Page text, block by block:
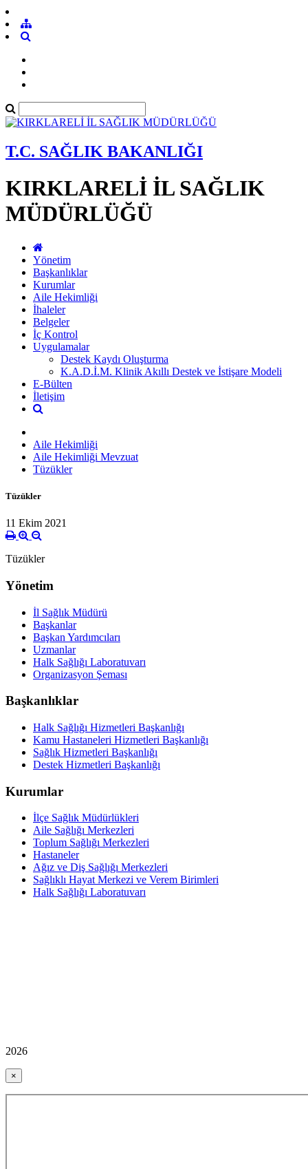
T.C. SAĞLIK BAKANLIĞI
KIRKLARELİ İL SAĞLIK
MÜDÜRLÜĞÜ
Yönetim
Başkanlıklar
Kurumlar
Aile Hekimliği
İhaleler
Belgeler
İç Kontrol
Uygulamalar
Destek Kaydı Oluşturma
K.A.D.İ.M. Klinik Akıllı Destek ve İstişare Modeli
E-Bülten
İletişim
Aile Hekimliği
Aile Hekimliği Mevzuat
Tüzükler
Tüzükler
11 Ekim 2021
Tüzükler
Yönetim
İl Sağlık Müdürü
Başkanlar
Başkan Yardımcıları
Uzmanlar
Halk Sağlığı Laboratuvarı
Organizasyon Şeması
Başkanlıklar
Halk Sağlığı Hizmetleri Başkanlığı
Kamu Hastaneleri Hizmetleri Başkanlığı
Sağlık Hizmetleri Başkanlığı
Destek Hizmetleri Başkanlığı
Kurumlar
İlçe Sağlık Müdürlükleri
Aile Sağlığı Merkezleri
Toplum Sağlığı Merkezleri
Hastaneler
Ağız ve Diş Sağlığı Merkezleri
Sağlıklı Hayat Merkezi ve Verem Birimleri
Halk Sağlığı Laboratuvarı
2026
×